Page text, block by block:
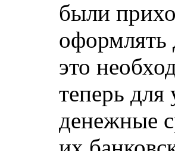
были
оформлять
это
теперь
денежные